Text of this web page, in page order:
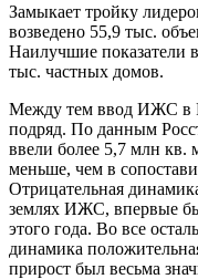
Замыкает тройку
возведено 55,9 тыс.
Наилучшие показатели
тыс. частных домов.
Между тем ввод ИЖС в
подряд. По данным
ввели более 5,7 млн кв.
меньше, чем в
Отрицательная
землях ИЖС, впервые
этого года. Во все
динамика
прирост был весьма